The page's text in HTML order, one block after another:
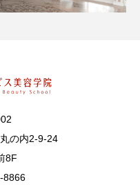
の内2-9-24
8F
8866